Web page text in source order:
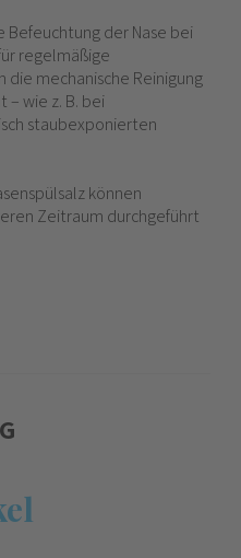
Befeuchtung der Nase bei
regelmäßige
mechanische Reinigung
– wie z. B. bei
staubexponierten
können
Zeitraum durchgeführt